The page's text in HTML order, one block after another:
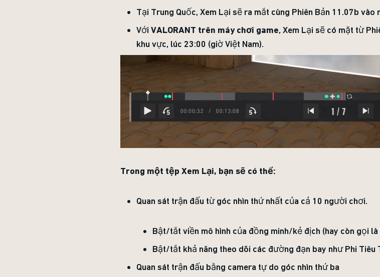
Tại Trung Quốc, Xem Lại sẽ ra mắt cùng Phiên Bản 11.07b
Với VALORANT trên máy chơi game, Xem Lại sẽ có mặt từ
khu vực, lúc 23:00 (giờ Việt Nam).
Trong một tệp Xem Lại, bạn sẽ có thể:
Quan sát trận đấu từ góc nhìn thứ nhất của cả 10 người chơi.
Bật/tắt viền mô hình của đồng minh/kẻ địch (hay còn gọi
Bật/tắt khả năng theo dõi các đường đạn bay như Phi Tiêu
Quan sát trận đấu bằng camera tự do góc nhìn thứ ba